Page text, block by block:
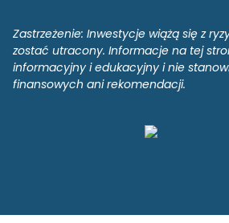
Zastrzeżenie: Inwestycje wiążą się z
zostać utracony. Informacje na tej
informacyjny i edukacyjny i nie
finansowych ani rekomendacji.